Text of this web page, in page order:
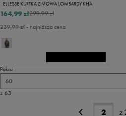
ELLESSE KURTKA ZIMOWA LOMBARDY KHA
299,99 zł
164,99 zł
239,99 zł- najniższa cena
Pokaż
60
z 63
z